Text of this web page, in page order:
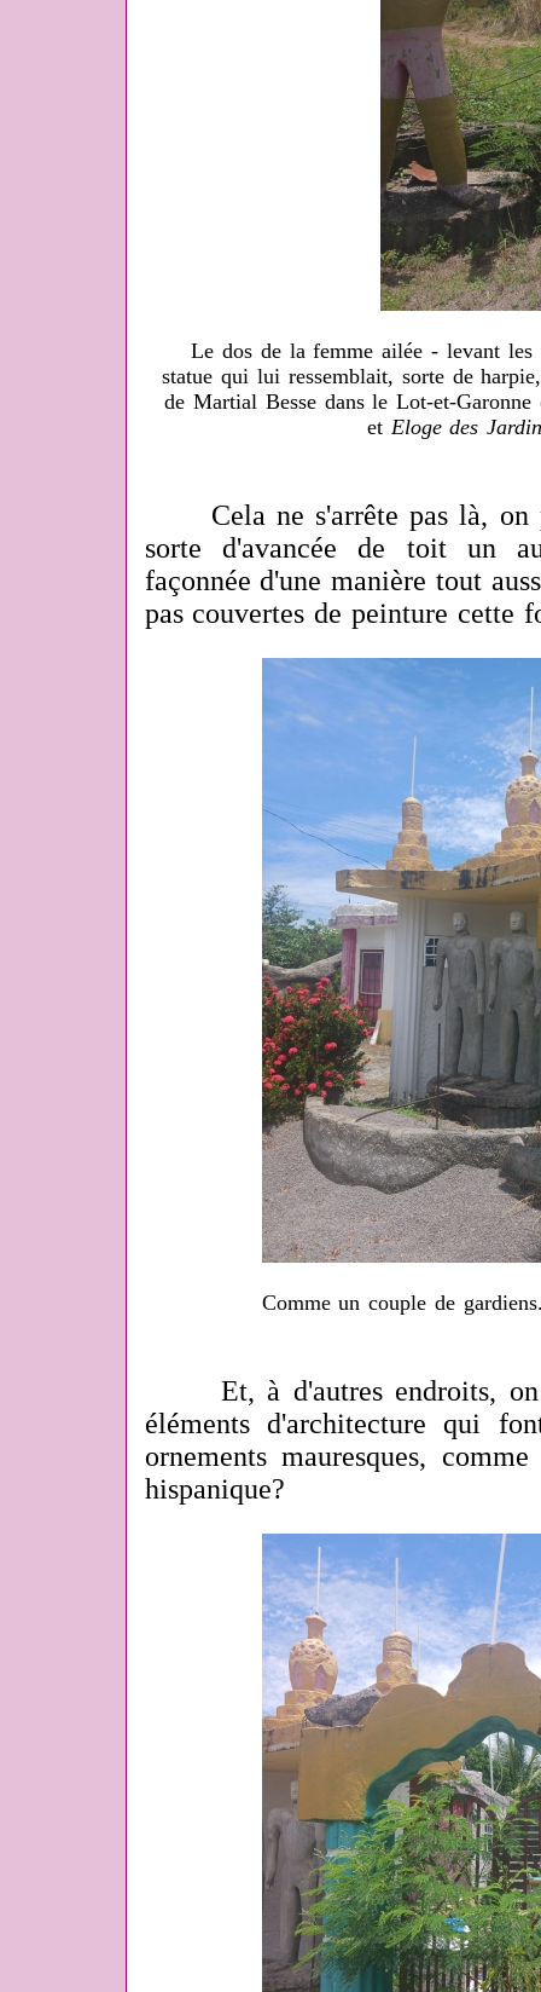
Le dos de la femme ailée - levant
statue qui lui ressemblait, sorte de
de Martial Besse dans le Lot-et-
et Eloge des
Cela ne s'arrête pas là, on
sorte d'avancée de toit un
façonnée d'une manière tout
pas couvertes de peinture cette
Comme un couple de
Et, à d'autres endroits, on
éléments d'architecture qui
ornements mauresques,
hispanique?